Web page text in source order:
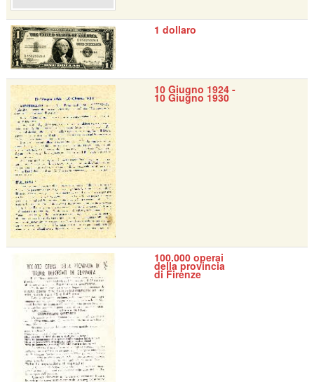
1 dollaro
10 Giugno 1924 -
10 Giugno 1930
100.000 operai
della provincia
di Firenze